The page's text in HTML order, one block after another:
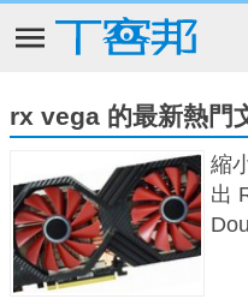
rx vega 的最新熱門
縮
出